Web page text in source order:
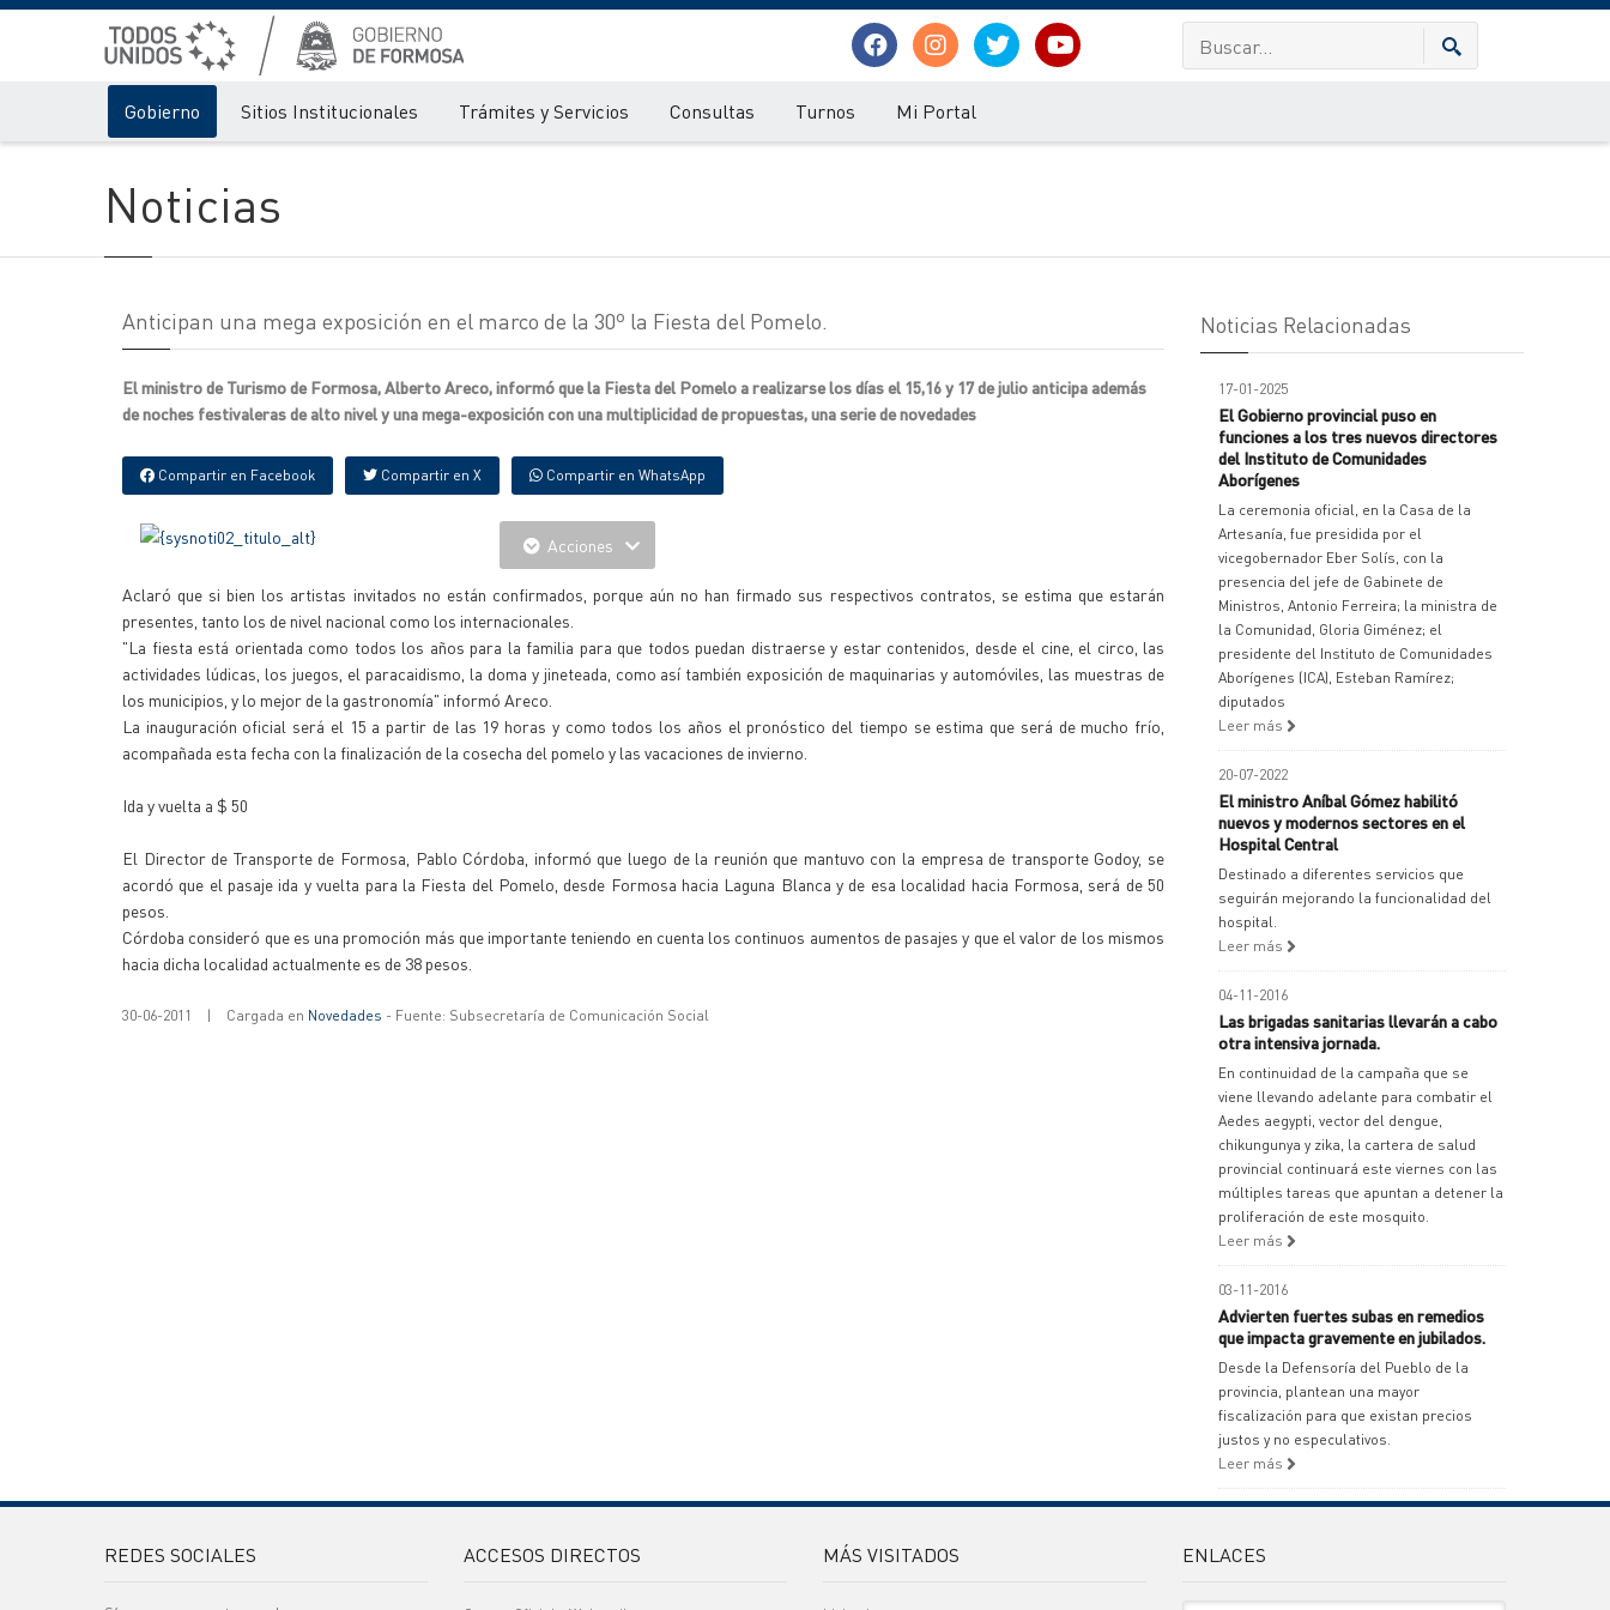
Gobierno Sitios Institucionales Trámites y Servicios Consultas Turnos Mi Portal
Noticias
Anticipan una mega exposición en el marco de la 30º la Fiesta del Pomelo.
El ministro de Turismo de Formosa, Alberto Areco, informó que la Fiesta del Pomelo a realizarse los días el 15,16 y 17 de julio anticipa además
de noches festivaleras de alto nivel y una mega-exposición con una multiplicidad de propuestas, una serie de novedades
Compartir en Facebook Compartir en X Compartir en WhatsApp
Acciones
Aclaró que si bien los artistas invitados no están confirmados, porque aún no han firmado sus respectivos contratos, se estima que estarán
presentes, tanto los de nivel nacional como los internacionales.
"La fiesta está orientada como todos los años para la familia para que todos puedan distraerse y estar contenidos, desde el cine, el circo, las
actividades lúdicas, los juegos, el paracaidismo, la doma y jineteada, como así también exposición de maquinarias y automóviles, las muestras de
los municipios, y lo mejor de la gastronomía" informó Areco.
La inauguración oficial será el 15 a partir de las 19 horas y como todos los años el pronóstico del tiempo se estima que será de mucho frío,
acompañada esta fecha con la finalización de la cosecha del pomelo y las vacaciones de invierno.
Ida y vuelta a $ 50
El Director de Transporte de Formosa, Pablo Córdoba, informó que luego de la reunión que mantuvo con la empresa de transporte Godoy, se
acordó que el pasaje ida y vuelta para la Fiesta del Pomelo, desde Formosa hacia Laguna Blanca y de esa localidad hacia Formosa, será de 50
pesos.
Córdoba consideró que es una promoción más que importante teniendo en cuenta los continuos aumentos de pasajes y que el valor de los mismos
hacia dicha localidad actualmente es de 38 pesos.
30-06-2011 | Cargada en Novedades - Fuente: Subsecretaría de Comunicación Social
Noticias Relacionadas
17-01-2025
El Gobierno provincial puso en
funciones a los tres nuevos directores
del Instituto de Comunidades
Aborígenes
La ceremonia oficial, en la Casa de la
Artesanía, fue presidida por el
vicegobernador Eber Solís, con la
presencia del jefe de Gabinete de
Ministros, Antonio Ferreira; la ministra de
la Comunidad, Gloria Giménez; el
presidente del Instituto de Comunidades
Aborígenes (ICA), Esteban Ramírez;
diputados
Leer más
20-07-2022
El ministro Aníbal Gómez habilitó
nuevos y modernos sectores en el
Hospital Central
Destinado a diferentes servicios que
seguirán mejorando la funcionalidad del
hospital.
Leer más
04-11-2016
Las brigadas sanitarias llevarán a cabo
otra intensiva jornada.
En continuidad de la campaña que se
viene llevando adelante para combatir el
Aedes aegypti, vector del dengue,
chikungunya y zika, la cartera de salud
provincial continuará este viernes con las
múltiples tareas que apuntan a detener la
proliferación de este mosquito.
Leer más
03-11-2016
Advierten fuertes subas en remedios
que impacta gravemente en jubilados.
Desde la Defensoría del Pueblo de la
provincia, plantean una mayor
fiscalización para que existan precios
justos y no especulativos.
Leer más
REDES SOCIALES ACCESOS DIRECTOS MÁS VISITADOS ENLACES